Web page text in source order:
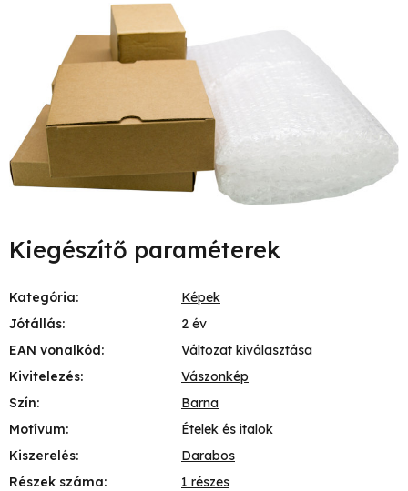
Kiegészítő paraméterek
Kategória:
Képek
Jótállás:
2 év
EAN vonalkód:
Változat kiválasztása
Kivitelezés:
Vászonkép
Szín:
Barna
Motívum:
Ételek és italok
Kiszerelés:
Darabos
Részek száma:
1 részes